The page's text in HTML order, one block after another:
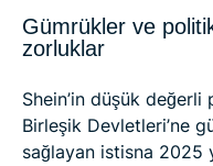
Gümrükler ve
zorluklar
Shein’in düşük değerli
Birleşik Devletleri’ne
sağlayan istisna 2025